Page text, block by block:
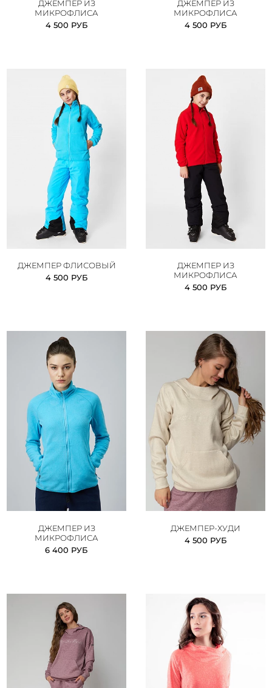
ДЖЕМПЕР ИЗ
МИКРОФЛИСА
4 500 РУБ
ДЖЕМПЕР ИЗ
МИКРОФЛИСА
4 500 РУБ
ДЖЕМПЕР ФЛИСОВЫЙ
4 500 РУБ
ДЖЕМПЕР ИЗ
МИКРОФЛИСА
4 500 РУБ
ДЖЕМПЕР ИЗ
МИКРОФЛИСА
6 400 РУБ
ДЖЕМПЕР-ХУДИ
4 500 РУБ